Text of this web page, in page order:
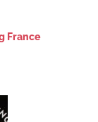
France